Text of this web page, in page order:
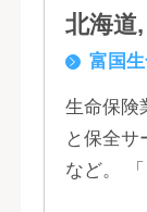
北海道
田, 山
玉, 茨
富山,
岡, 三
富国
生命保険
と保全サ
など。